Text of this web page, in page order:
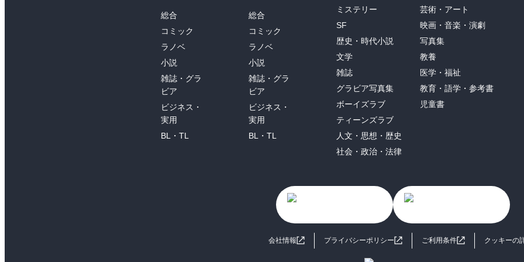
総合
コミック
ラノベ
小説
雑誌・グラ
ビア
ビジネス・
実用
BL・TL
総合
コミック
ラノベ
小説
雑誌・グラ
ビア
ビジネス・
実用
BL・TL
ミステリー
SF
歴史・時代小説
文学
雑誌
グラビア写真集
ボーイズラブ
ティーンズラブ
人文・思想・歴史
社会・政治・法律
芸術・アート
映画・音楽・演劇
写真集
教養
医学・福祉
教育・語学・参考書
児童書
会社情報 プライバシーポリシー ご利用条件 クッキーの